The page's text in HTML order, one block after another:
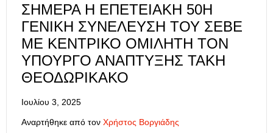
ΣΉΜΕΡΑ Η ΕΠΕΤΕΙΑΚΉ 50Η
ΓΕΝΙΚΉ ΣΥΝΈΛΕΥΣΗ ΤΟΥ ΣΕΒΕ
ΜΕ ΚΕΝΤΡΙΚΌ ΟΜΙΛΗΤΉ ΤΟΝ
ΥΠΟΥΡΓΌ ΑΝΆΠΤΥΞΗΣ ΤΆΚΗ
ΘΕΟΔΩΡΙΚΆΚΟ
Ιουλίου 3, 2025
Αναρτήθηκε από τον Χρήστος Βοργιάδης